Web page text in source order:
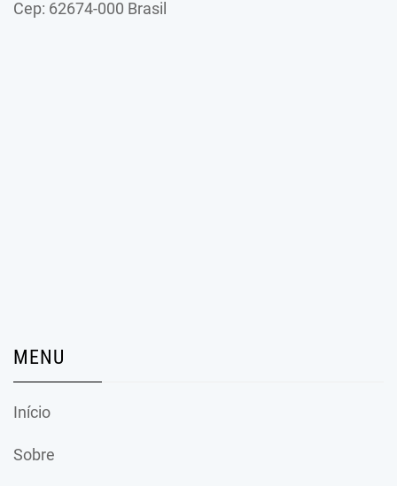
Cep: 62674-000 Brasil
MENU
Início
Sobre